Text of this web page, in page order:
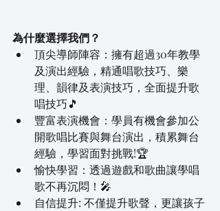
為什麼選擇我們？
頂尖導師陣容：擁有超過30年教學
及演出經驗，精通唱歌技巧、樂
理、韻律及表演技巧，全面提升歌
唱技巧🎵
豐富表演機會：學員有機會參加公
開歌唱比賽與舞台演出，積累舞台
經驗，學習面對挑戰!🏆
愉快學習：透過遊戲和歌曲讓學唱
歌不再沉悶！🎤
自信提升: 不僅提升歌聲，更讓孩子